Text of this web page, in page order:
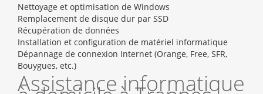
Nettoyage et optimisation de Windows
Remplacement de disque dur par SSD
Récupération de données
Installation et configuration de matériel informatique
Dépannage de connexion Internet (Orange, Free, SFR,
Bouygues, etc.)
Assistance informatique